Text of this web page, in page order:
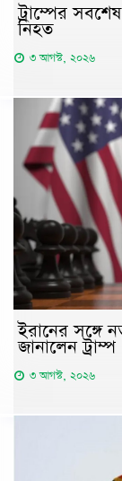
ট্রাম্পের
নিহত
৩ আগস্ট, ২০২৬
ইরানের সঙ্গে
জানালেন ট্রাম্প
৩ আগস্ট, ২০২৬